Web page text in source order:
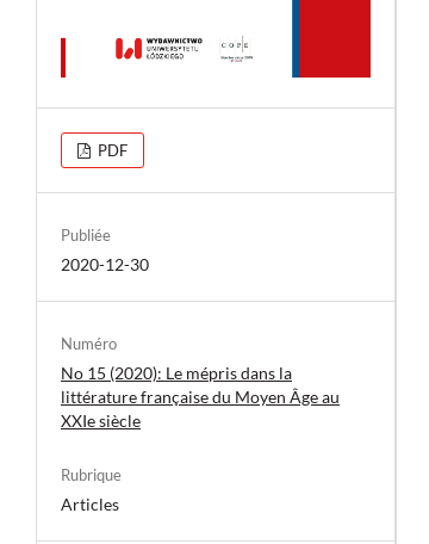
PDF
Publiée
2020-12-30
Numéro
No 15 (2020): Le mépris dans la
littérature française du Moyen Âge au
XXIe siècle
Rubrique
Articles